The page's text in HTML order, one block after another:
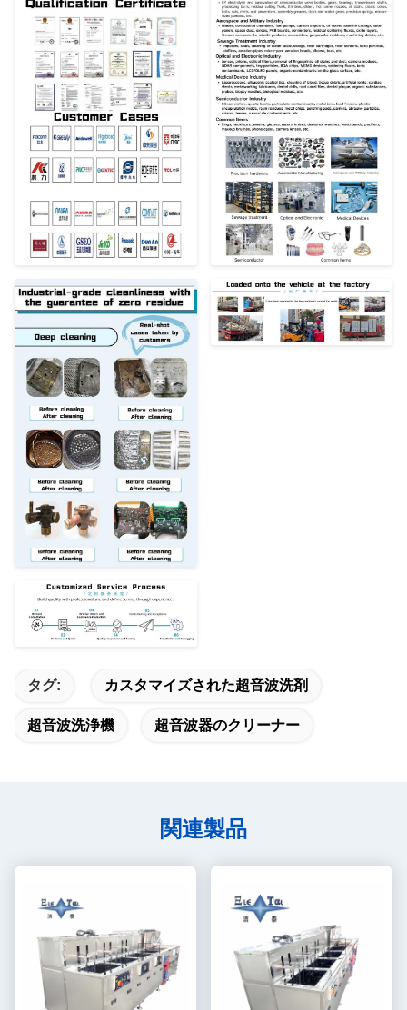
タグ: カスタマイズされた超音波洗剤
超音波洗浄機 超音波器のクリーナー
関連製品